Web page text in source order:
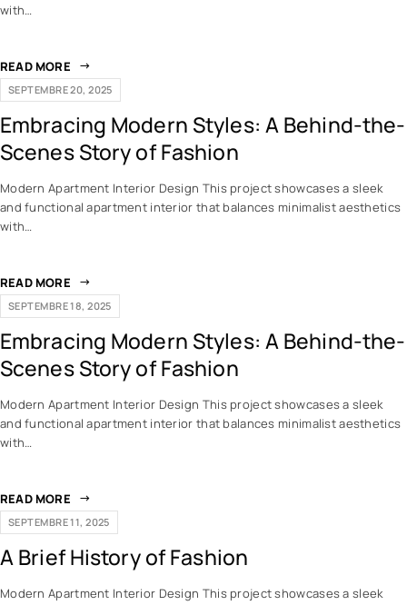
with…
READ MORE
SEPTEMBRE 20, 2025
Embracing Modern Styles: A Behind-the-
Scenes Story of Fashion
Modern Apartment Interior Design This project showcases a sleek
and functional apartment interior that balances minimalist aesthetics
with…
READ MORE
SEPTEMBRE 18, 2025
Embracing Modern Styles: A Behind-the-
Scenes Story of Fashion
Modern Apartment Interior Design This project showcases a sleek
and functional apartment interior that balances minimalist aesthetics
with…
READ MORE
SEPTEMBRE 11, 2025
A Brief History of Fashion
Modern Apartment Interior Design This project showcases a sleek